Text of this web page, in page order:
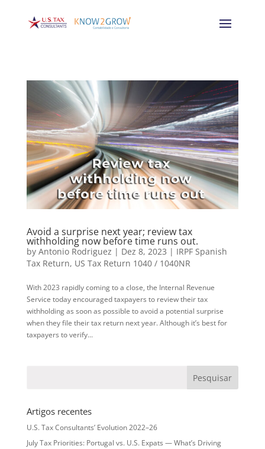
Avoid a surprise next year; review tax
withholding now before time runs out.
by Antonio Rodriguez | Dez 8, 2023 | IRPF Spanish
Tax Return, US Tax Return 1040 / 1040NR
With 2023 rapidly coming to a close, the Internal Revenue
Service today encouraged taxpayers to review their tax
withholding as soon as possible to avoid a potential surprise
when they file their tax return next year. Although it’s best for
taxpayers to verify...
Artigos recentes
U.S. Tax Consultants’ Evolution 2022–26
July Tax Priorities: Portugal vs. U.S. Expats — What’s Driving